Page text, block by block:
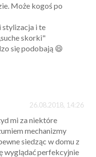
Może kogoś po
stylizacja i te
skorki"
się podobają 😄
26.08.2018, 14:26
mi za niektóre
mechanizmy
siedząc w domu z
wyglądać perfekcyjnie